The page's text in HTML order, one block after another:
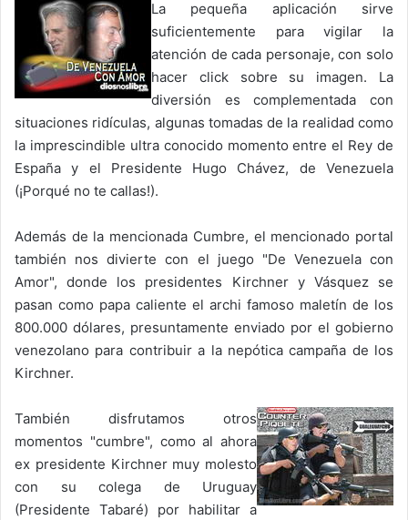
La pequeña aplicación sirve
suficientemente para vigilar la
atención de cada personaje, con solo
hacer click sobre su imagen. La
diversión es complementada con
situaciones ridículas, algunas tomadas de la realidad como
la imprescindible ultra conocido momento entre el Rey de
España y el Presidente Hugo Chávez, de Venezuela
(¡Porqué no te callas!).
Además de la mencionada Cumbre, el mencionado portal
también nos divierte con el juego "De Venezuela con
Amor", donde los presidentes Kirchner y Vásquez se
pasan como papa caliente el archi famoso maletín de los
800.000 dólares, presuntamente enviado por el gobierno
venezolano para contribuir a la nepótica campaña de los
Kirchner.
También disfrutamos otros
momentos "cumbre", como al ahora
ex presidente Kirchner muy molesto
con su colega de Uruguay
(Presidente Tabaré) por habilitar a